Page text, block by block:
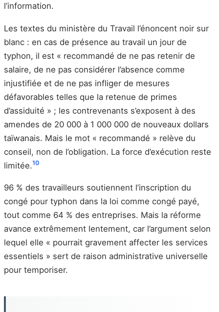
l’information.
Les textes du ministère du Travail l’énoncent noir sur
blanc : en cas de présence au travail un jour de
typhon, il est « recommandé de ne pas retenir de
salaire, de ne pas considérer l’absence comme
injustifiée et de ne pas infliger de mesures
défavorables telles que la retenue de primes
d’assiduité » ; les contrevenants s’exposent à des
amendes de 20 000 à 1 000 000 de nouveaux dollars
taïwanais. Mais le mot « recommandé » relève du
conseil, non de l’obligation. La force d’exécution reste
limitée.10
96 % des travailleurs soutiennent l’inscription du
congé pour typhon dans la loi comme congé payé,
tout comme 64 % des entreprises. Mais la réforme
avance extrêmement lentement, car l’argument selon
lequel elle « pourrait gravement affecter les services
essentiels » sert de raison administrative universelle
pour temporiser.